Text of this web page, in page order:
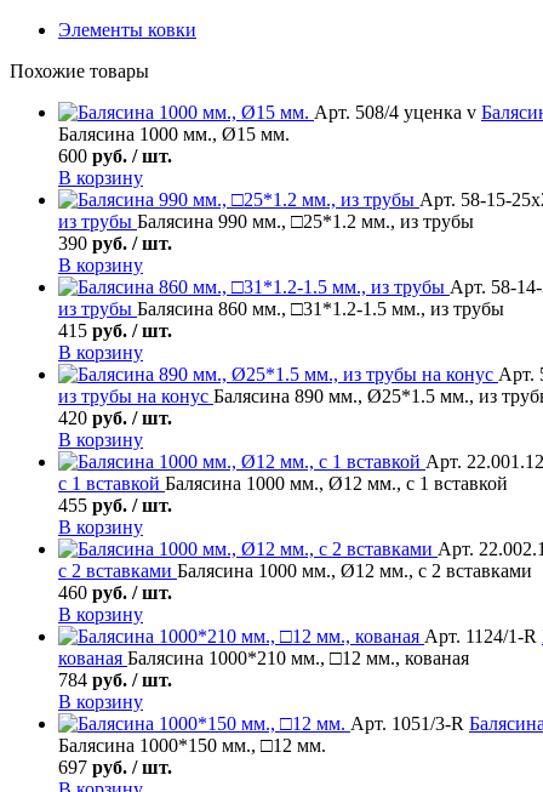
Элементы ковки
Похожие товары
Арт. 508/4 уценка v
Балясина 1000 мм., Ø15 мм.
600 руб. / шт.
В корзину
Арт. 58-15-
из трубы Балясина 990 мм., □25*1.2 мм., из трубы
390 руб. / шт.
В корзину
Арт. 58-
из трубы Балясина 860 мм., □31*1.2-1.5 мм., из трубы
415 руб. / шт.
В корзину
Арт.
из трубы на конус Балясина 890 мм., Ø25*1.5 мм., из
420 руб. / шт.
В корзину
Арт. 22.001.12
с 1 вставкой Балясина 1000 мм., Ø12 мм., с 1 вставкой
455 руб. / шт.
В корзину
Арт.
с 2 вставками Балясина 1000 мм., Ø12 мм., с 2 вставками
460 руб. / шт.
В корзину
Арт. 1124/1-R
кованая Балясина 1000*210 мм., □12 мм., кованая
784 руб. / шт.
В корзину
Арт. 1051/3-R
Балясина 1000*150 мм., □12 мм.
697 руб. / шт.